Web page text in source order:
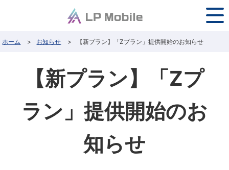
ホーム > お知らせ > 【新プラン】「Zプラン」提供開始のお知らせ
【新プラン】「Zプ
ラン」提供開始のお
知らせ